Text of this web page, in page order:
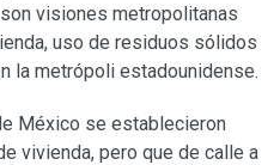
visiones metropolitanas
uso de residuos sólidos
la metrópoli estadounidense.
México se establecieron
vivienda, pero que de calle a